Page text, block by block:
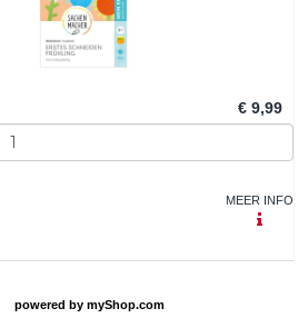
€ 9,99
MEER INFO
powered by myShop.com